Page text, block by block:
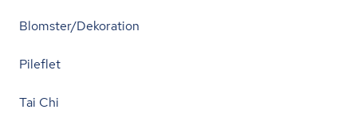
Blomster/Dekoration
Pileflet
Tai Chi